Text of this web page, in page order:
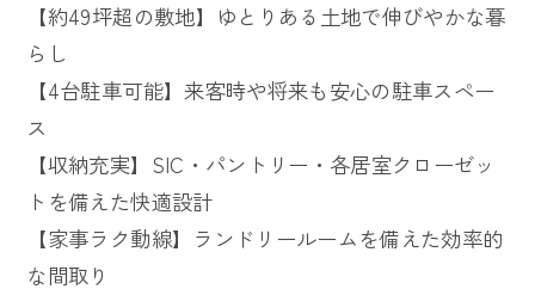
【約49坪超の敷地】ゆとりある土地で伸びやかな暮
らし
【4台駐車可能】来客時や将来も安心の駐車スペー
ス
【収納充実】SIC・パントリー・各居室クローゼッ
トを備えた快適設計
【家事ラク動線】ランドリールームを備えた効率的
な間取り